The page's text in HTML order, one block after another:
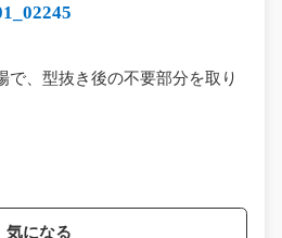
で、型抜き後の不要部分を取り
気になる